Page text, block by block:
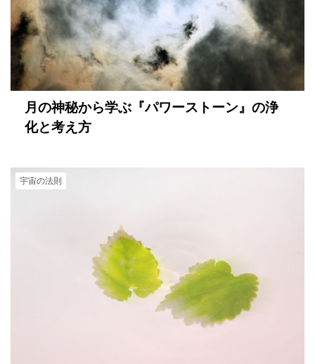
月の神秘から学ぶ『パワーストーン』の浄
化と考え方
宇宙の法則